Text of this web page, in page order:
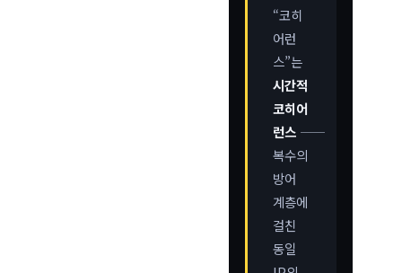
“코히
어런
스”는
시간적
코히어
런스
복수의
방어
계층에
걸친
동일